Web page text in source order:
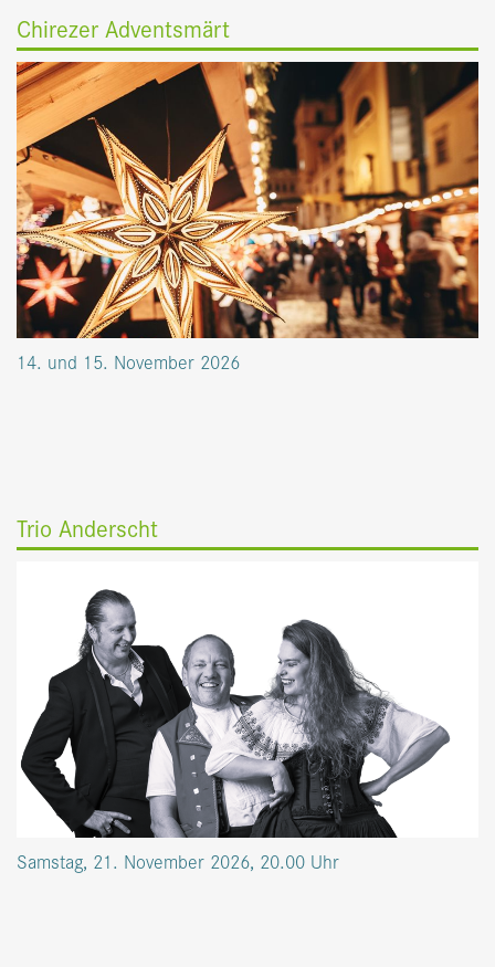
Chirezer Adventsmärt
14. und 15. November 2026
Trio Anderscht
Samstag, 21. November 2026, 20.00 Uhr